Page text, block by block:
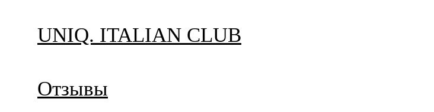
UNIQ. ITALIAN CLUB
Отзывы